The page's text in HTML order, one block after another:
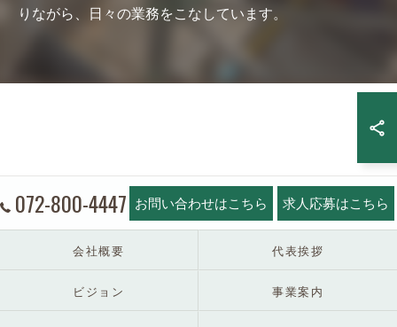
りながら、日々の業務をこなしています。
072-800-4447 お問い合わせはこちら 求人応募はこちら
会社概要 代表挨拶
ビジョン 事業案内